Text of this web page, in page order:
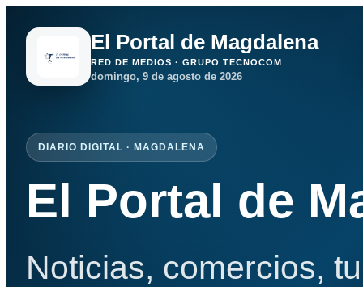
El Portal de Magdalena
RED DE MEDIOS · GRUPO TECNOCOM
domingo, 9 de agosto de 2026
DIARIO DIGITAL · MAGDALENA
El Portal de
Noticias, comercios,